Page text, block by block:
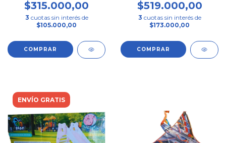
Estable y Alta Durabilidad
$315.000,00
3 cuotas sin interés de
$105.000,00
Beige
$519.000,00
3 cuotas sin interés de
$173.000,00
ENVÍO GRATIS